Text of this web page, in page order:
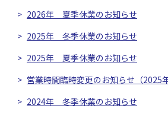
2026年 夏季休業のお知らせ
2025年 冬季休業のお知らせ
2025年 夏季休業のお知らせ
営業時間臨時変更のお知らせ（2025
2024年 冬季休業のお知らせ